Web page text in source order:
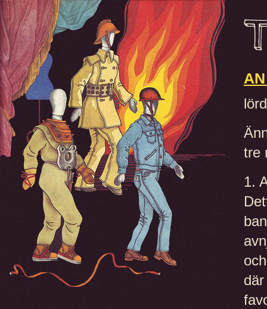
tre
1.